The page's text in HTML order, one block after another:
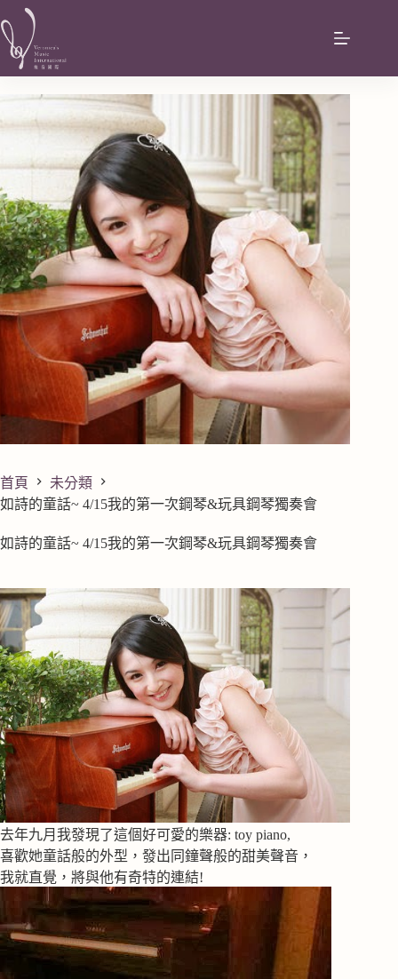
首頁
未分類
如詩的童話~ 4/15我的第一次鋼琴&玩具鋼琴獨奏會
如詩的童話~ 4/15我的第一次鋼琴&玩具鋼琴獨奏會
去年九月我發現了這個好可愛的樂器: toy piano,
喜歡她童話般的外型，發出同鐘聲般的甜美聲音，
我就直覺，將與他有奇特的連結!